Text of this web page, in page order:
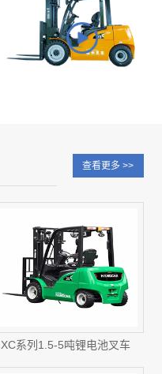
查看更多 >>
XC系列1.5-5吨锂电池叉车